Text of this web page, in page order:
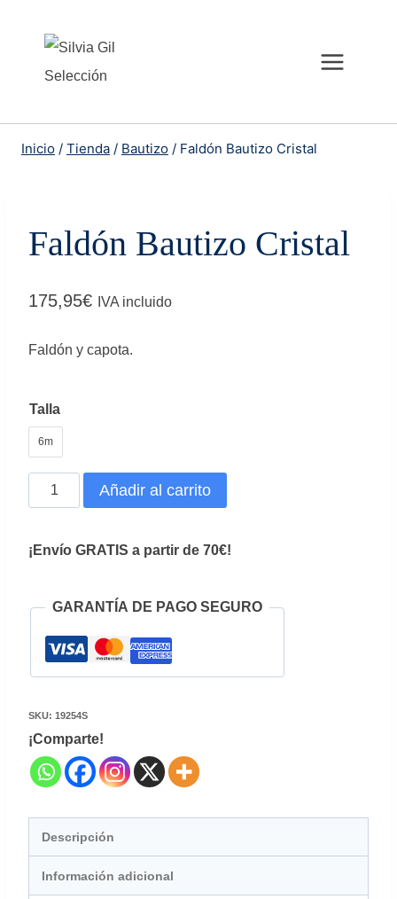
contenido
Inicio / Tienda / Bautizo / Faldón Bautizo Cristal
Faldón Bautizo Cristal
175,95€ IVA incluido
Faldón y capota.
Talla
6m
Faldón
Cristal
Añadir al carrito
¡Envío GRATIS a partir de 70€!
GARANTÍA DE PAGO SEGURO
SKU: 19254S
¡Comparte!
Descripción
Información adicional